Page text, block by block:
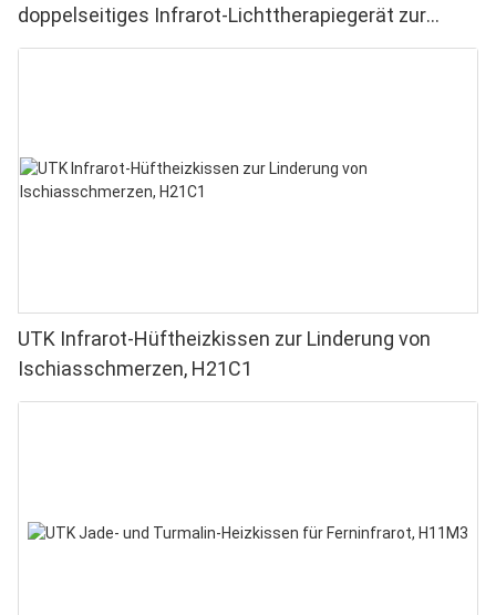
doppelseitiges Infrarot-Lichttherapiegerät zur
Linderung von Finger- und Handgelenkschmerzen –
UTK Infrarot-Hüftheizkissen zur Linderung von
Ischiasschmerzen, H21C1